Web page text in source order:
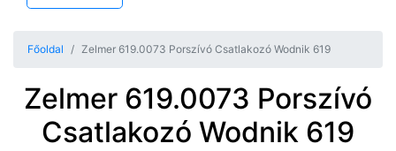
Főoldal Zelmer 619.0073 Porszívó Csatlakozó Wodnik 619
Zelmer 619.0073 Porszívó
Csatlakozó Wodnik 619